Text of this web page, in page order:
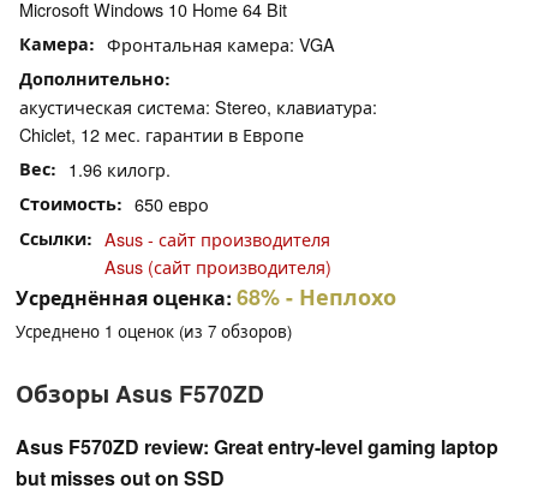
Microsoft Windows 10 Home 64 Bit
Камера Фронтальная камера: VGA
Дополнительно
акустическая система: Stereo, клавиатура:
Chiclet, 12 мес. гарантии в Европе
Вес 1.96 килогр.
Стоимость 650 евро
Ссылки
Asus - сайт производителя
Asus (сайт производителя)
Усреднённая оценка: 68%- Неплохо
Усреднено 1 оценок (из 7 обзоров)
Обзоры Asus F570ZD
Asus F570ZD review: Great entry-level gaming laptop
but misses out on SSD